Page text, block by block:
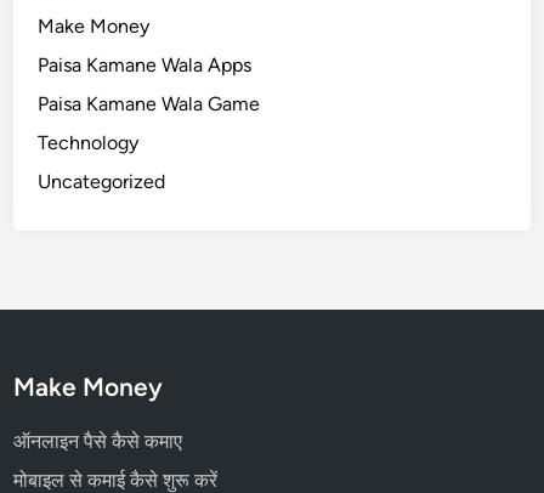
Make Money
Paisa Kamane Wala Apps
Paisa Kamane Wala Game
Technology
Uncategorized
Make Money
ऑनलाइन पैसे कैसे कमाए
मोबाइल से कमाई कैसे शुरू करें